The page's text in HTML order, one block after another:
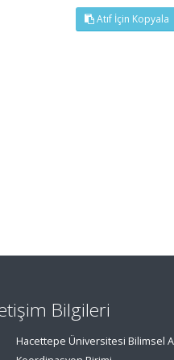
Atıf İçin Kopyala
Bilgileri
Hacettepe Üniversitesi Bilimsel